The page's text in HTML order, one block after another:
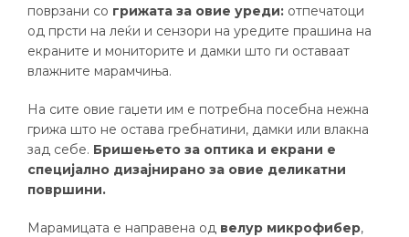
поврзани со грижата за овие уреди: отпечатоци
од прсти на леќи и сензори на уредите прашина на
екраните и мониторите и дамки што ги оставаат
влажните марамчиња.
На сите овие гаџети им е потребна посебна нежна
грижа што не остава гребнатини, дамки или влакна
зад себе. Бришењето за оптика и екрани е
специјално дизајнирано за овие деликатни
површини.
Марамицата е направена од велур микрофибер,